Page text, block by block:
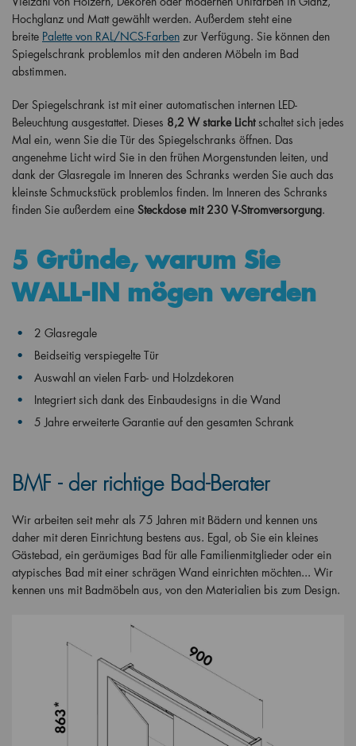
Hochglanz und Matt gewählt werden. Außerdem steht eine
breite Palette von RAL/NCS-Farben zur Verfügung. Sie können den
Spiegelschrank problemlos mit den anderen Möbeln im Bad
abstimmen.
Der Spiegelschrank ist mit einer automatischen internen LED-
Beleuchtung ausgestattet. Dieses 8,2 W starke Licht schaltet sich jedes
Mal ein, wenn Sie die Tür des Spiegelschranks öffnen. Das
angenehme Licht wird Sie in den frühen Morgenstunden leiten, und
dank der Glasregale im Inneren des Schranks werden Sie auch das
kleinste Schmuckstück problemlos finden. Im Inneren des Schranks
finden Sie außerdem eine Steckdose mit 230 V-Stromversorgung.
5 Gründe, warum Sie
WALL-IN mögen werden
2 Glasregale
Beidseitig verspiegelte Tür
Auswahl an vielen Farb- und Holzdekoren
Integriert sich dank des Einbaudesigns in die Wand
5 Jahre erweiterte Garantie auf den gesamten Schrank
BMF - der richtige Bad-Berater
Wir arbeiten seit mehr als 75 Jahren mit Bädern und kennen uns
daher mit deren Einrichtung bestens aus. Egal, ob Sie ein kleines
Gästebad, ein geräumiges Bad für alle Familienmitglieder oder ein
atypisches Bad mit einer schrägen Wand einrichten möchten... Wir
kennen uns mit Badmöbeln aus, von den Materialien bis zum Design.